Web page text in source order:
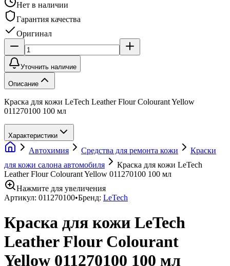
Нет в наличии
Гарантия качества
Оригинал
Уточнить наличие
Описание
Краска для кожи LeTech Leather Flour Colourant Yellow
011270100 100 мл
Характеристики
Автохимия Средства для ремонта кожи
Краски
для кожи салона автомобиля
Краска для кожи LeTech
Leather Flour Colourant Yellow 011270100 100 мл
Нажмите для увеличения
Артикул: 011270100•Бренд: LeTech
Краска для кожи LeTech
Leather Flour Colourant
Yellow 011270100 100 мл